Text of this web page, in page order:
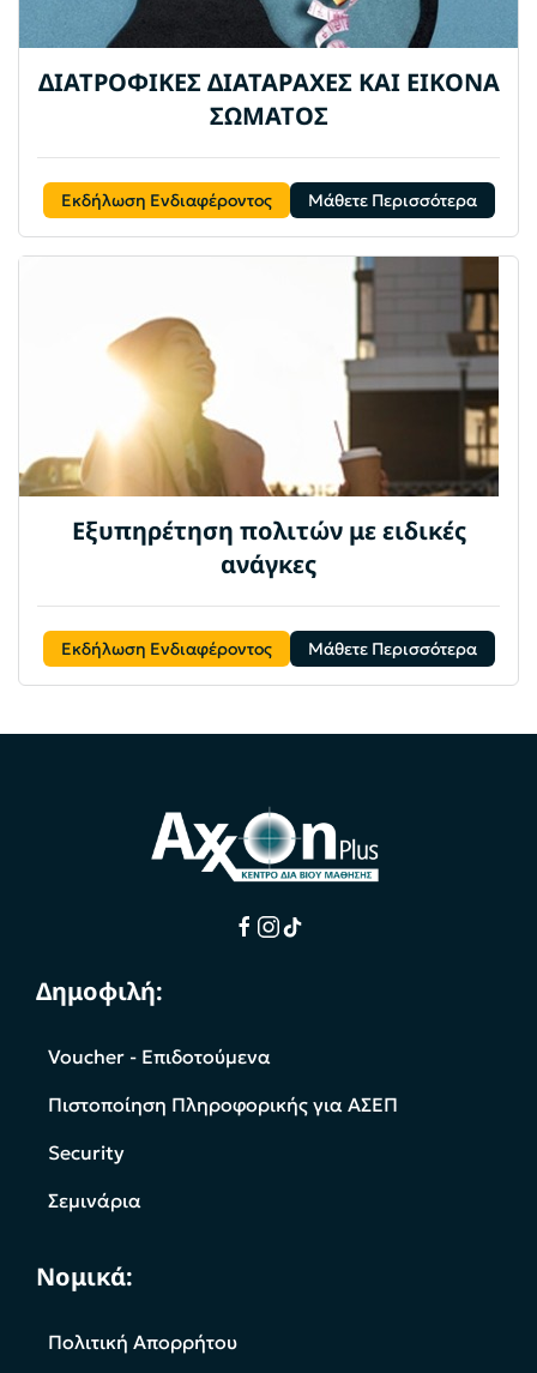
ΔΙΑΤΡΟΦΙΚΕΣ ΔΙΑΤΑΡΑΧΕΣ ΚΑΙ ΕΙΚΟΝΑ
ΣΩΜΑΤΟΣ
Εκδήλωση Ενδιαφέροντος Μάθετε Περισσότερα
Εξυπηρέτηση πολιτών με ειδικές
ανάγκες
Εκδήλωση Ενδιαφέροντος Μάθετε Περισσότερα
Δημοφιλή:
Voucher - Επιδοτούμενα
Πιστοποίηση Πληροφορικής για ΑΣΕΠ
Security
Σεμινάρια
Νομικά:
Πολιτική Απορρήτου